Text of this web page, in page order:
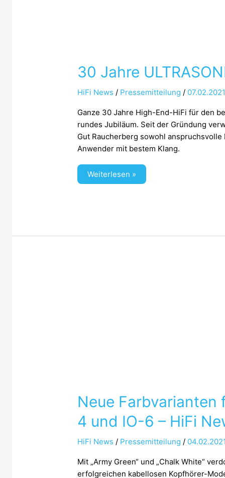
30 Jahre
HiFi News / Pressemitteilung/ 07.02.2021
Ganze 30 Jahre High-End-HiFi für den
rundes Jubiläum. Seit der Gründung
Gut Raucherberg sowohl
Anwender mit bestem Klang.
Weiterlesen »
Neue Farbvarianten
4 und IO-6 – HiFi
HiFi News / Pressemitteilung/ 04.02.2021
Mit „Army Green“ und „Chalk White“
erfolgreichen kabellosen Kopfhörer-